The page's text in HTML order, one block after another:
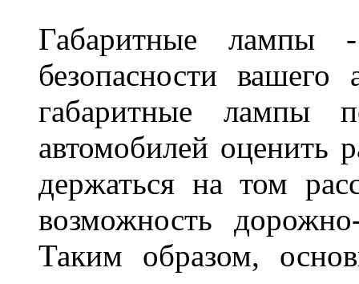
Габаритные лампы
безопасности
габаритные лампы
автомобилей оценить
держаться на том
возможность
Таким образом,